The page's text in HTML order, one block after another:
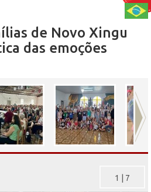
de Novo Xingu
das emoções
1 7